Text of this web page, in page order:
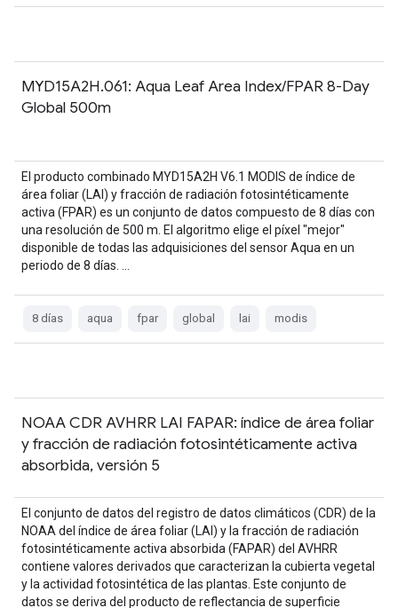
MYD15A2H.061: Aqua Leaf Area Index/FPAR 8-Day
Global 500m
El producto combinado MYD15A2H V6.1 MODIS de índice de
área foliar (LAI) y fracción de radiación fotosintéticamente
activa (FPAR) es un conjunto de datos compuesto de 8 días con
una resolución de 500 m. El algoritmo elige el píxel "mejor"
disponible de todas las adquisiciones del sensor Aqua en un
periodo de 8 días. …
8 días aqua fpar global lai modis
NOAA CDR AVHRR LAI FAPAR: índice de área foliar
y fracción de radiación fotosintéticamente activa
absorbida, versión 5
El conjunto de datos del registro de datos climáticos (CDR) de la
NOAA del índice de área foliar (LAI) y la fracción de radiación
fotosintéticamente activa absorbida (FAPAR) del AVHRR
contiene valores derivados que caracterizan la cubierta vegetal
y la actividad fotosintética de las plantas. Este conjunto de
datos se deriva del producto de reflectancia de superficie